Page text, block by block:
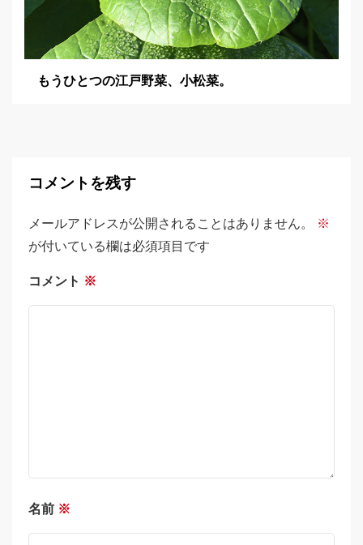
もうひとつの江戸野菜、小松菜。
コメントを残す
メールアドレスが公開されることはありません。
※
が付いている欄は必須項目です
コメント ※
名前 ※